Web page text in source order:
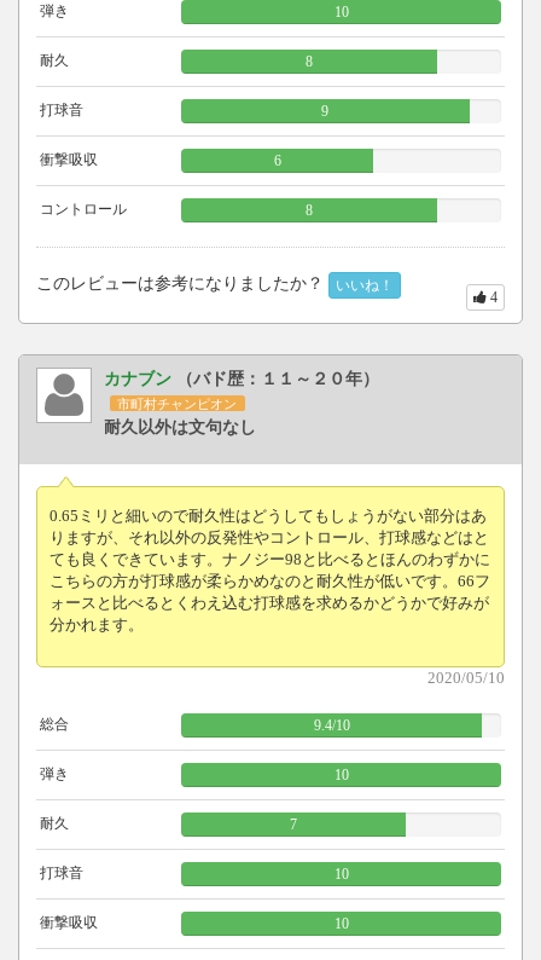
弾き 10
耐久 8
打球音 9
衝撃吸収 6
コントロール 8
このレビューは参考になりましたか？ いいね！
4
カナブン （バド歴：１１～２０年）
市町村チャンピオン
耐久以外は文句なし
0.65ミリと細いので耐久性はどうしてもしょうがない部分はあ
りますが、それ以外の反発性やコントロール、打球感などはと
ても良くできています。ナノジー98と比べるとほんのわずかに
こちらの方が打球感が柔らかめなのと耐久性が低いです。66フ
ォースと比べるとくわえ込む打球感を求めるかどうかで好みが
分かれます。
2020/05/10
総合 9.4/10
弾き 10
耐久 7
打球音 10
衝撃吸収 10